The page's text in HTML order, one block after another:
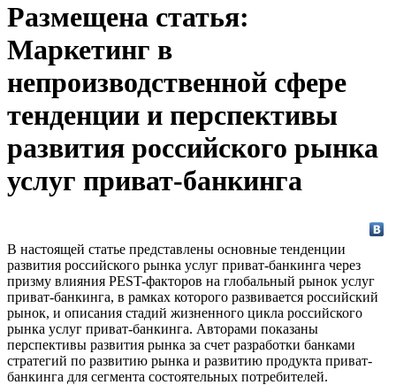
Размещена статья:
Маркетинг в
непроизводственной сфере
тенденции и перспективы
развития российского рынка
услуг приват-банкинга
В настоящей статье представлены основные тенденции
развития российского рынка услуг приват-банкинга через
призму влияния PEST-факторов на глобальный рынок услуг
приват-банкинга, в рамках которого развивается российский
рынок, и описания стадий жизненного цикла российского
рынка услуг приват-банкинга. Авторами показаны
перспективы развития рынка за счет разработки банками
стратегий по развитию рынка и развитию продукта приват-
банкинга для сегмента состоятельных потребителей.